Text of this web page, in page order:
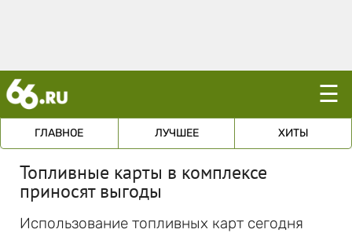
☰
ГЛАВНОЕ ЛУЧШЕЕ ХИТЫ
Топливные карты в комплексе
приносят выгоды
Использование топливных карт сегодня